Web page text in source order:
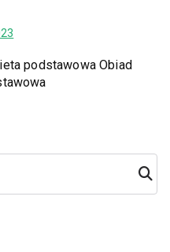
podstawowa Obiad
Szuka
j